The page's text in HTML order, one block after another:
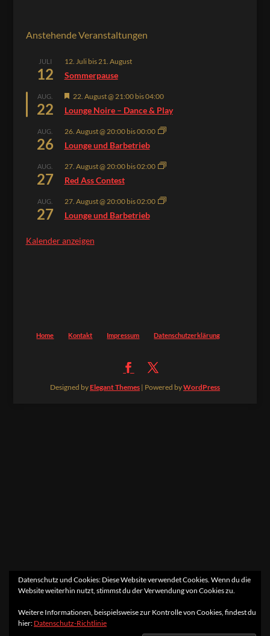
Anstehende Veranstaltungen
JULI
12
12. Julibis21. August
Sommerpause
AUG.
22
Hervorgehoben
22. August @ 21:00bis04:00
Lounge Noire – Dance & Play
AUG.
26
26. August @ 20:00bis00:00
Lounge und Barbetrieb
AUG.
27
27. August @ 20:00bis02:00
Red Ass Contest
AUG.
27
27. August @ 20:00bis02:00
Lounge und Barbetrieb
Kalender anzeigen
Home Kontakt Impressum Datenschutzerklärung
Designed byElegant Themes| Powered byWordPress
Datenschutz und Cookies: Diese Website verwendet Cookies. Wenn du die
Website weiterhin nutzt, stimmst du der Verwendung von Cookies zu.
Weitere Informationen, beispielsweise zur Kontrolle von Cookies, findest du
hier: Datenschutz-Richtlinie